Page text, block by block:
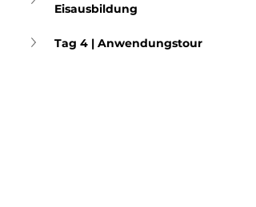
Eisausbildung
Tag 4 | Anwendungstour